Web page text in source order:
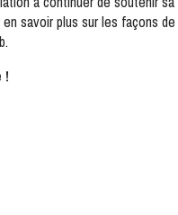
savoir plus sur les façons de
!